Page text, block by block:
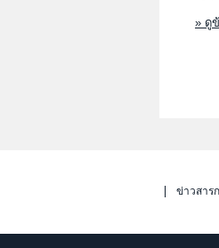
» ดู
ข่าวสาร